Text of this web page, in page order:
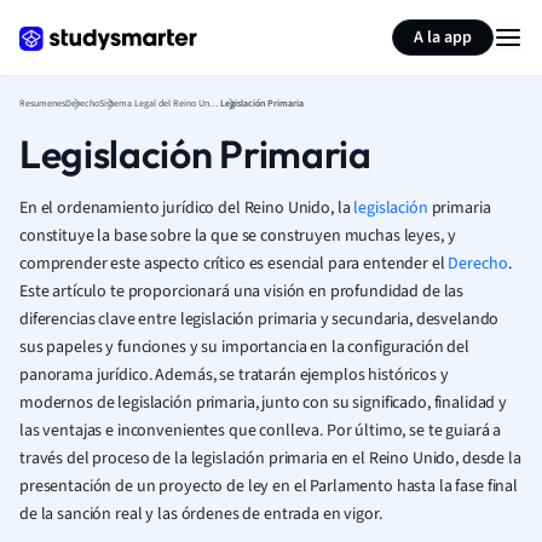
A la app
ResumenesDerecho Sistema Legal del Reino UnidoLegislación Primaria
Legislación Primaria
En el ordenamiento jurídico del Reino Unido, la legislación primaria
constituye la base sobre la que se construyen muchas leyes, y
comprender este aspecto crítico es esencial para entender el Derecho.
Este artículo te proporcionará una visión en profundidad de las
diferencias clave entre legislación primaria y secundaria, desvelando
sus papeles y funciones y su importancia en la configuración del
panorama jurídico. Además, se tratarán ejemplos históricos y
modernos de legislación primaria, junto con su significado, finalidad y
las ventajas e inconvenientes que conlleva. Por último, se te guiará a
través del proceso de la legislación primaria en el Reino Unido, desde la
presentación de un proyecto de ley en el Parlamento hasta la fase final
de la sanción real y las órdenes de entrada en vigor.
Resumir página